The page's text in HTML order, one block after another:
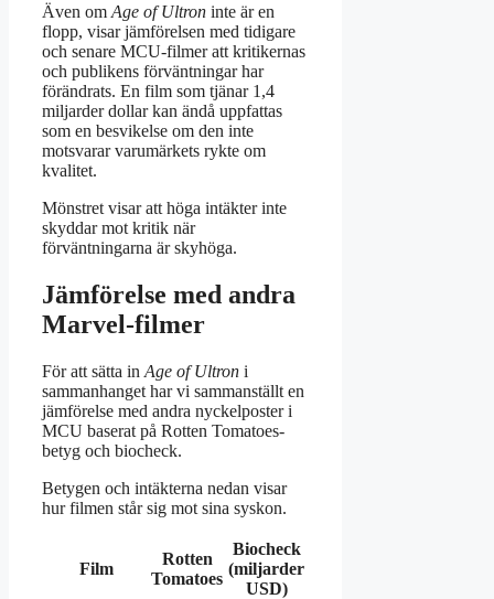
Även om Age of Ultron inte är en
flopp, visar jämförelsen med tidigare
och senare MCU-filmer att kritikernas
och publikens förväntningar har
förändrats. En film som tjänar 1,4
miljarder dollar kan ändå uppfattas
som en besvikelse om den inte
motsvarar varumärkets rykte om
kvalitet.
Mönstret visar att höga intäkter inte
skyddar mot kritik när
förväntningarna är skyhöga.
Jämförelse med andra
Marvel-filmer
För att sätta in Age of Ultron i
sammanhanget har vi sammanställt en
jämförelse med andra nyckelposter i
MCU baserat på Rotten Tomatoes-
betyg och biocheck.
Betygen och intäkterna nedan visar
hur filmen står sig mot sina syskon.
Film
Rotten
Tomatoes
Biocheck
(miljarder
USD)